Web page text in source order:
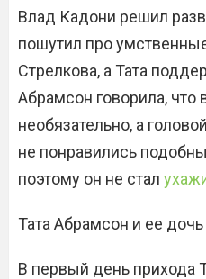
Влад Кадони решил
пошутил про
Стрелкова, а Тата
Абрамсон говорила, что
необязательно, а
не понравились
поэтому он не стал
Тата Абрамсон​ и ее дочь
В первый день прихода